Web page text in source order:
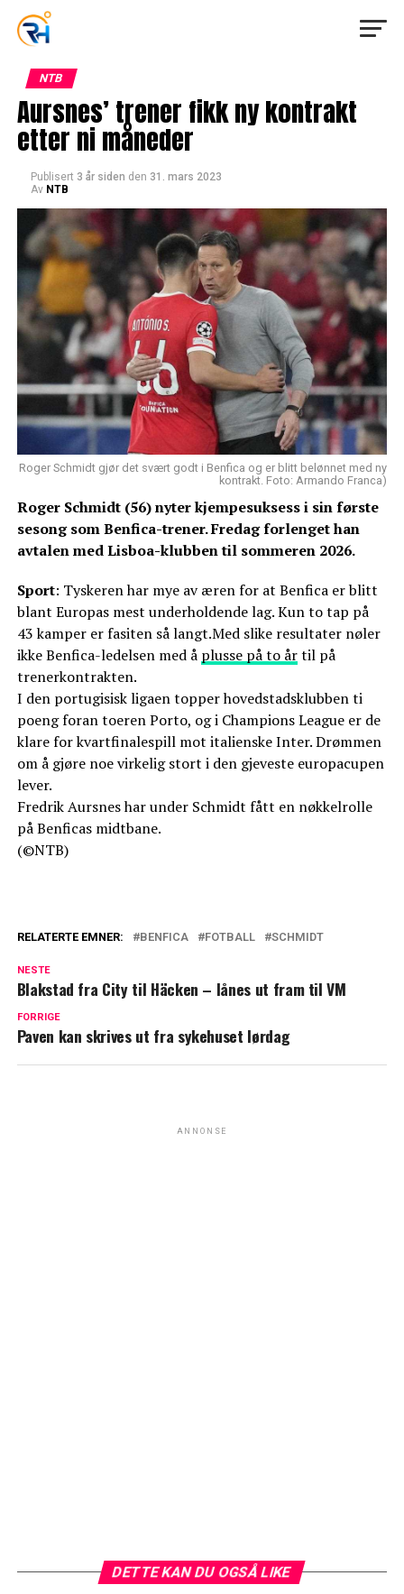
NTB
Aursnes’ trener fikk ny kontrakt
etter ni måneder
Publisert 3 år siden den 31. mars 2023
Av NTB
Roger Schmidt gjør det svært godt i Benfica og er blitt belønnet med ny
kontrakt. Foto: Armando Franca)
Roger Schmidt (56) nyter kjempesuksess i sin første
sesong som Benfica-trener. Fredag forlenget han
avtalen med Lisboa-klubben til sommeren 2026.
Sport: Tyskeren har mye av æren for at Benfica er blitt
blant Europas mest underholdende lag. Kun to tap på
43 kamper er fasiten så langt.Med slike resultater nøler
ikke Benfica-ledelsen med å plusse på to årtil på
trenerkontrakten.
I den portugisisk ligaen topper hovedstadsklubben ti
poeng foran toeren Porto, og i Champions League er de
klare for kvartfinalespill mot italienske Inter. Drømmen
om å gjøre noe virkelig stort i den gjeveste europacupen
lever.
Fredrik Aursnes har under Schmidt fått en nøkkelrolle
på Benficas midtbane.
(©NTB)
RELATERTE EMNER: BENFICA FOTBALL SCHMIDT
NESTE
Blakstad fra City til Häcken – lånes ut fram til VM
FORRIGE
Paven kan skrives ut fra sykehuset lørdag
ANNONSE
DETTE KAN DU OGSÅ LIKE